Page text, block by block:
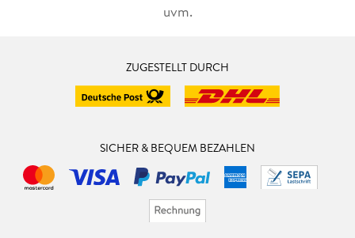
uvm.
ZUGESTELLT DURCH
SICHER & BEQUEM BEZAHLEN